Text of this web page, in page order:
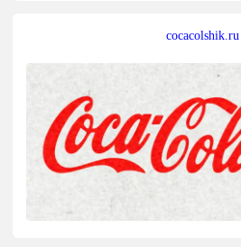
cocacolshik.ru